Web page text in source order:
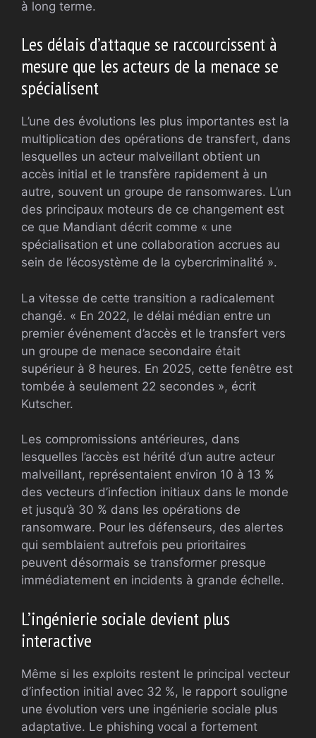
à long terme.
Les délais d’attaque se raccourcissent à
mesure que les acteurs de la menace se
spécialisent
L’une des évolutions les plus importantes est la
multiplication des opérations de transfert, dans
lesquelles un acteur malveillant obtient un
accès initial et le transfère rapidement à un
autre, souvent un groupe de ransomwares. L’un
des principaux moteurs de ce changement est
ce que Mandiant décrit comme « une
spécialisation et une collaboration accrues au
sein de l’écosystème de la cybercriminalité ».
La vitesse de cette transition a radicalement
changé. « En 2022, le délai médian entre un
premier événement d’accès et le transfert vers
un groupe de menace secondaire était
supérieur à 8 heures. En 2025, cette fenêtre est
tombée à seulement 22 secondes », écrit
Kutscher.
Les compromissions antérieures, dans
lesquelles l’accès est hérité d’un autre acteur
malveillant, représentaient environ 10 à 13 %
des vecteurs d’infection initiaux dans le monde
et jusqu’à 30 % dans les opérations de
ransomware. Pour les défenseurs, des alertes
qui semblaient autrefois peu prioritaires
peuvent désormais se transformer presque
immédiatement en incidents à grande échelle.
L’ingénierie sociale devient plus
interactive
Même si les exploits restent le principal vecteur
d’infection initial avec 32 %, le rapport souligne
une évolution vers une ingénierie sociale plus
adaptative. Le phishing vocal a fortement